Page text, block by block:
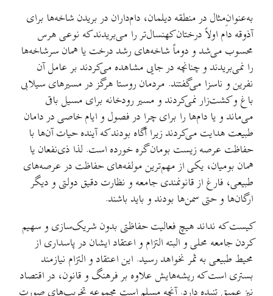
به‌عنوان‌ِمثال در منطقه دیلمان، دام‌داران در بریدن شاخه‌ها برای
آذوقه دام اولاً درختان کهنسال‌تر را می‌بریدند که نوعی هرس
محسوب می‌شد و دوماً شاخه‌های رشد درخت یا همان سرشاخه‌ها
را نمی‌‌بریدند و چنانچه در جایی مشاهده می‌کردند بر عامل آن
نفرین و ناسزا می‌گفتند. مردمان روستا هرگز در مسیرهای سیلابی
باغ و کشت‌زار نمی‌کردند و مسیر رودخانه برای مسیل باقی
می‌ماند و یا دام‌ها را برای چرا در فصول و ایام خاصی در دامان
طبیعت هدایت می‌کردند زیرا آگاه بودند که آینده حیات آن‌ها با
حفاظت عرصه زیست بومان گره خورد‌ه‌ است. لذا ذی‌نفعان یا
همان بومیان، یکی از مهم‌ترین مولفه‌های حفاظت در عرصه‌های
طبیعی، فارغ از قانونمندی جامعه و نظارت دقیق دولتی و دیگر
ارگان‌ها و حتی سمن‌ها بودند و باید باشند.
کیست که نداند هیچ فعالیت حفاظتی بدون شریک‌سازی و سهیم
کردن جامعه محلی و البته التزام و اعتقاد ایشان در پاسداری از
محیط طبیعی به ثمر نخواهد رسید. این اعتقاد و التزام نیازمند
بستری است که ریشه‌هایش علاوه بر فرهنگ و قانون، در اقتصاد
نیز عمیق تنیده دارد. آنچه مسلم است مجموعه تخریب‌های صورت